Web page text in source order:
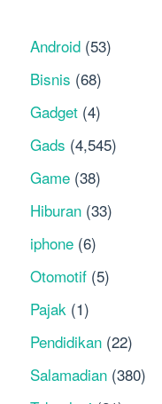
Android (53)
Bisnis (68)
Gadget (4)
Gads (4,545)
Game (38)
Hiburan (33)
iphone (6)
Otomotif (5)
Pajak (1)
Pendidikan (22)
Salamadian (380)